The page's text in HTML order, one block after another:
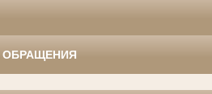
ОБРАЩЕНИЯ